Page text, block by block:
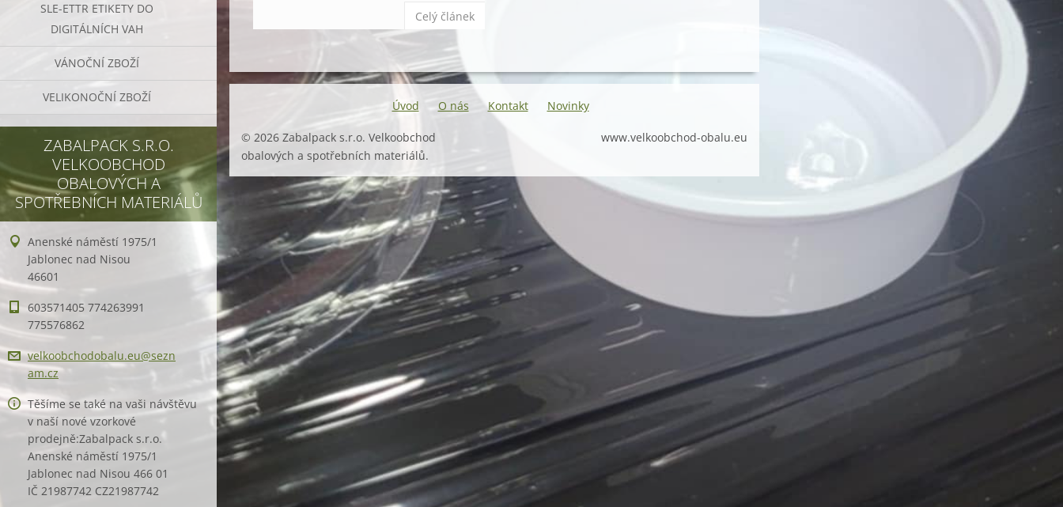
SLE-ETTR ETIKETY DO
DIGITÁLNÍCH VAH
VÁNOČNÍ ZBOŽÍ
VELIKONOČNÍ ZBOŽÍ
ZABALPACK S.R.O.
VELKOOBCHOD
OBALOVÝCH A
SPOTŘEBNÍCH MATERIÁLŮ
Anenské náměstí 1975/1
Jablonec nad Nisou
46601
603571405 774263991
775576862
velkoobchodobalu.eu@sezn
am.cz
Těšíme se také na vaši návštěvu
v naší nové vzorkové
prodejně:Zabalpack s.r.o.
Anenské náměstí 1975/1
Jablonec nad Nisou 466 01
IČ 21987742 CZ21987742
Celý článek
Úvod O nás Kontakt Novinky
© 2026 Zabalpack s.r.o. Velkoobchod
obalových a spotřebních materiálů.
www.velkoobchod-obalu.eu